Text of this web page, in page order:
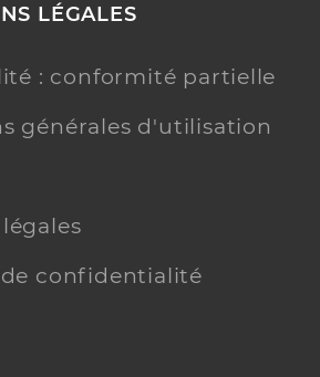
LÉGALES
: conformité partielle
générales d'utilisation
confidentialité